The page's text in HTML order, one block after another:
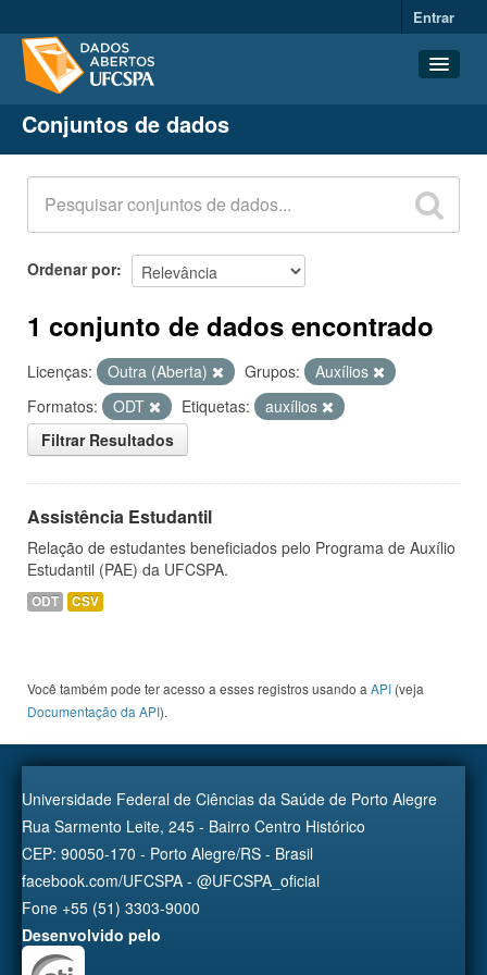
Entrar
Conjuntos de dados
Organizações
Grupos
Sobre
Conjuntos de dados
Ordenar por
1 conjunto de dados encontrado
Licenças: Outra (Aberta) Grupos:
Auxílios
Formatos:
ODT Etiquetas:
auxílios
Filtrar Resultados
Assistência Estudantil
Relação de estudantes beneficiados pelo Programa de Auxílio
Estudantil (PAE) da UFCSPA.
ODT CSV
Você também pode ter acesso a esses registros usando a API (veja
Documentação da API).
Universidade Federal de Ciências da Saúde de Porto Alegre
Rua Sarmento Leite, 245 - Bairro Centro Histórico
CEP: 90050-170 - Porto Alegre/RS - Brasil
facebook.com/UFCSPA - @UFCSPA_oficial
Fone +55 (51) 3303-9000
Desenvolvido pelo